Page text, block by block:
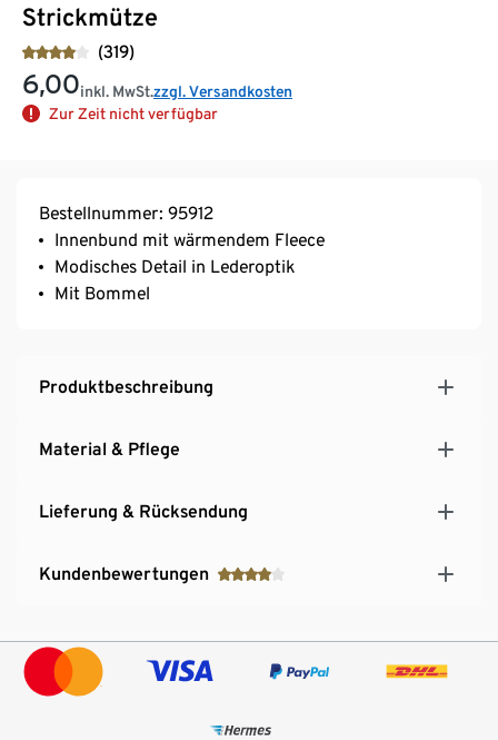
Strickmütze
(319)
6,00inkl. MwSt.zzgl. Versandkosten
Zur Zeit nicht verfügbar
Bestellnummer: 95912
Innenbund mit wärmendem Fleece
Modisches Detail in Lederoptik
Mit Bommel
Produktbeschreibung
Material & Pflege
Lieferung & Rücksendung
Kundenbewertungen